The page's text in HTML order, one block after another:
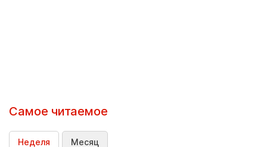
Самое читаемое
Неделя Месяц